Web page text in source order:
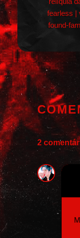
fearless |
found-
2